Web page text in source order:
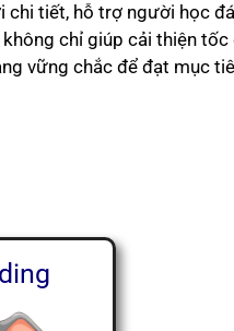
chi tiết, hỗ trợ người học
không chỉ giúp cải thiện
vững chắc để đạt mục